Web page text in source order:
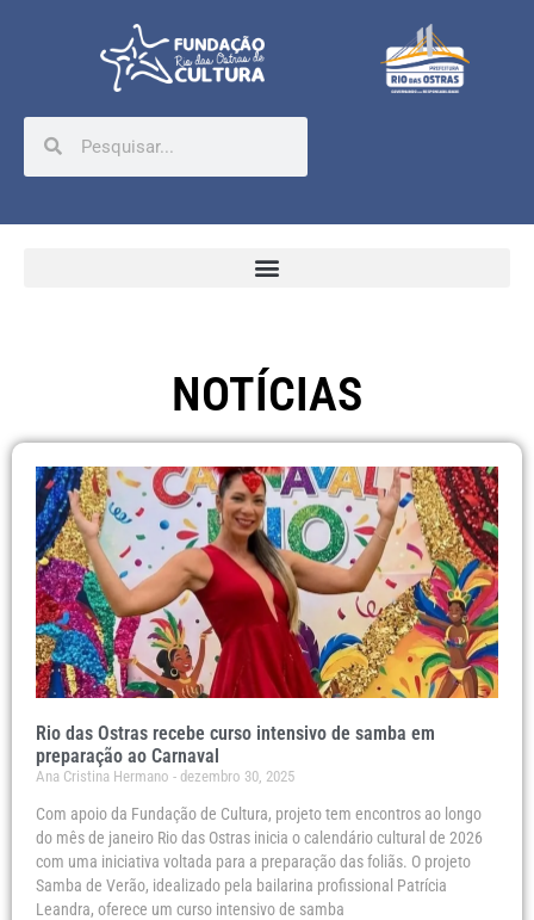
NOTÍCIAS
Rio das Ostras recebe curso intensivo de samba em
preparação ao Carnaval
Ana Cristina Hermano dezembro 30, 2025
Com apoio da Fundação de Cultura, projeto tem encontros ao longo
do mês de janeiro Rio das Ostras inicia o calendário cultural de 2026
com uma iniciativa voltada para a preparação das foliãs. O projeto
Samba de Verão, idealizado pela bailarina profissional Patrícia
Leandra, oferece um curso intensivo de samba